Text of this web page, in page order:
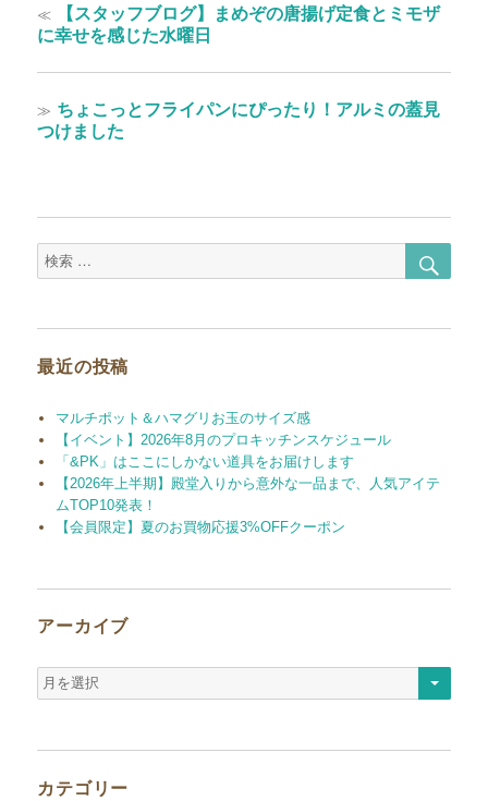
稿
ゲ
ン
≪
過
去
投
稿:
【スタッフブログ】まめぞの唐揚げ定食とミモザ
に幸せを感じた水曜日
≫ 次
の
ちょこっとフライパンにぴったり！アルミの蓋見
つけました
検
索
索
最近の投稿
マルチポット＆ハマグリお玉のサイズ感
【イベント】2026年8月のプロキッチンスケジュール
「&PK」はここにしかない道具をお届けします
【2026年上半期】殿堂入りから意外な一品まで、人気アイテ
ムTOP10発表！
【会員限定】夏のお買物応援3%OFFクーポン
アーカイブ
ア
ー
カテゴリー